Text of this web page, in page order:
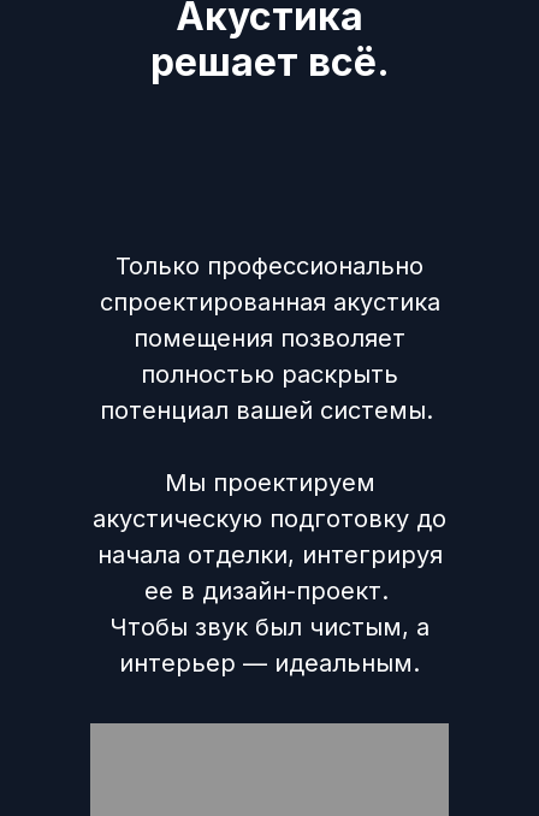
Акустика
решает всё.
Только профессионально
спроектированная акустика
помещения позволяет
полностью раскрыть
потенциал вашей системы.
Мы проектируем
акустическую подготовку до
начала отделки, интегрируя
ее в дизайн-проект.
Чтобы звук был чистым, а
интерьер — идеальным.